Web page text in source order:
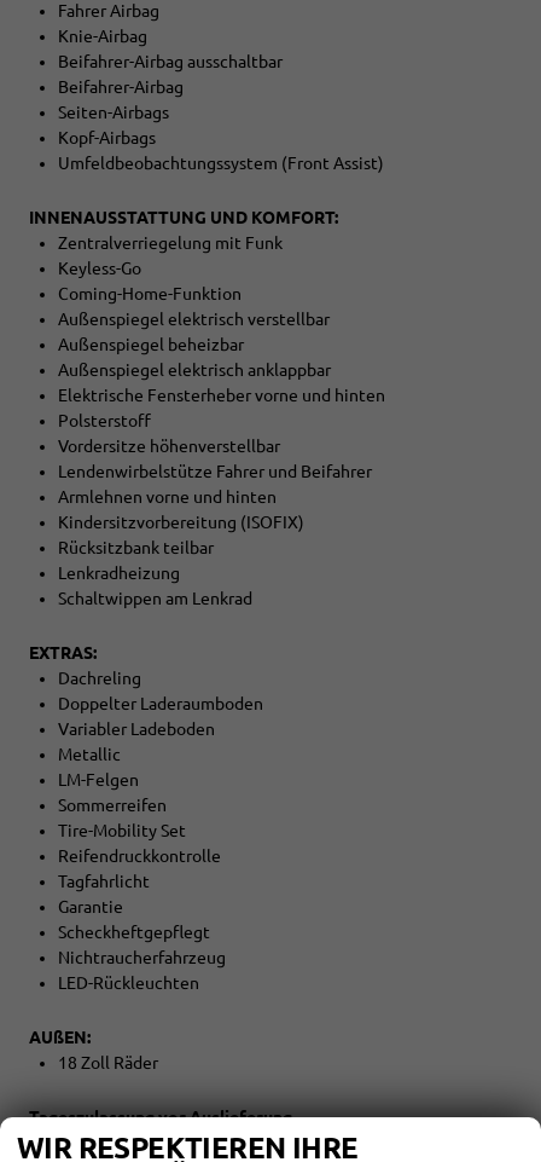
Fahrer Airbag
Knie-Airbag
Beifahrer-Airbag ausschaltbar
Beifahrer-Airbag
Seiten-Airbags
Kopf-Airbags
Umfeldbeobachtungssystem (Front Assist)
INNENAUSSTATTUNG UND KOMFORT:
Zentralverriegelung mit Funk
Keyless-Go
Coming-Home-Funktion
Außenspiegel elektrisch verstellbar
Außenspiegel beheizbar
Außenspiegel elektrisch anklappbar
Elektrische Fensterheber vorne und hinten
Polsterstoff
Vordersitze höhenverstellbar
Lendenwirbelstütze Fahrer und Beifahrer
Armlehnen vorne und hinten
Kindersitzvorbereitung (ISOFIX)
Rücksitzbank teilbar
Lenkradheizung
Schaltwippen am Lenkrad
EXTRAS:
Dachreling
Doppelter Laderaumboden
Variabler Ladeboden
Metallic
LM-Felgen
Sommerreifen
Tire-Mobility Set
Reifendruckkontrolle
Tagfahrlicht
Garantie
Scheckheftgepflegt
Nichtraucherfahrzeug
LED-Rückleuchten
AUßEN:
18 Zoll Räder
Tageszulassung vor Auslieferung
WIR RESPEKTIEREN IHRE